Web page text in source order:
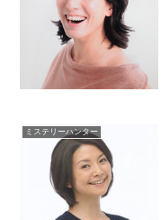
ミステリーハンター